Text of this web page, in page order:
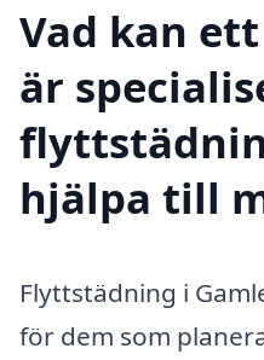
Vad kan
är
hjälpa till
Flyttstädning i
för dem som